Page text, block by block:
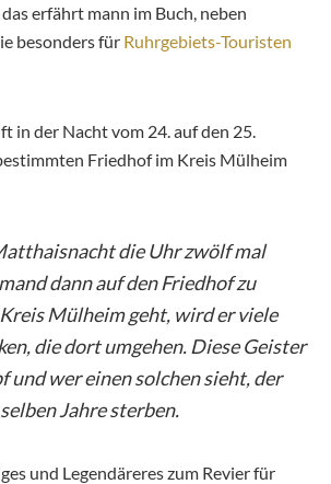
erfährt mann im Buch, neben
besonders für Ruhrgebiets-Touristen
in der Nacht vom 24. auf den 25.
Friedhof im Kreis Mülheim
die Uhr zwölf mal
dann auf den Friedhof zu
Mülheim geht, wird er viele
die dort umgehen. Diese Geister
und wer einen solchen sieht, der
Jahre sterben.
und Legendäreres zum Revier für